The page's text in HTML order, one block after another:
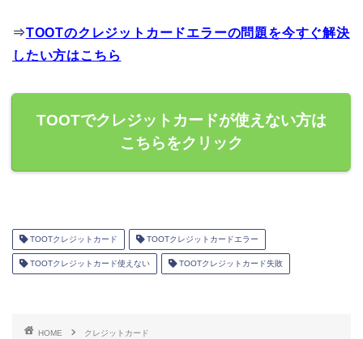
⇒TOOTのクレジットカードエラーの問題を今すぐ解決
したい方はこちら
TOOTでクレジットカードが使えない方は
こちらをクリック
TOOTクレジットカード TOOTクレジットカードエラー
TOOTクレジットカード使えない TOOTクレジットカード失敗
HOME クレジットカード